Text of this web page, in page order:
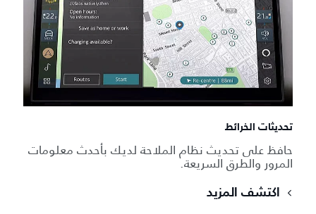
تحديثات الخرائط
حافظ على تحديث نظام الملاحة لديك بأحدث معلومات
المرور والطرق السريعة.
اكتشف المزيد